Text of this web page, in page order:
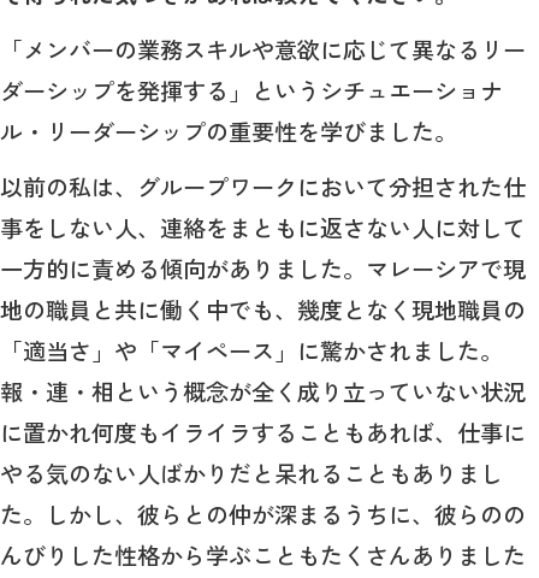
「メンバーの業務スキルや意欲に応じて異なるリー
ダーシップを発揮する」というシチュエーショナ
ル・リーダーシップの重要性を学びました。
以前の私は、グループワークにおいて分担された仕
事をしない人、連絡をまともに返さない人に対して
一方的に責める傾向がありました。マレーシアで現
地の職員と共に働く中でも、幾度となく現地職員の
「適当さ」や「マイペース」に驚かされました。
報・連・相という概念が全く成り立っていない状況
に置かれ何度もイライラすることもあれば、仕事に
やる気のない人ばかりだと呆れることもありまし
た。しかし、彼らとの仲が深まるうちに、彼らのの
んびりした性格から学ぶこともたくさんありました